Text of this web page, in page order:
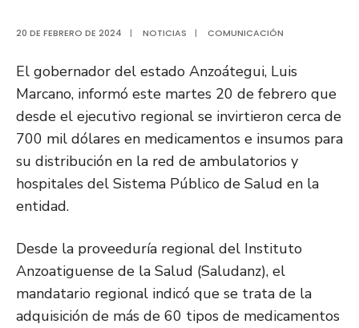
20 DE FEBRERO DE 2024 | NOTICIAS | COMUNICACIÓN
El gobernador del estado Anzoátegui, Luis
Marcano, informó este martes 20 de febrero que
desde el ejecutivo regional se invirtieron cerca de
700 mil dólares en medicamentos e insumos para
su distribución en la red de ambulatorios y
hospitales del Sistema Público de Salud en la
entidad.
Desde la proveeduría regional del Instituto
Anzoatiguense de la Salud (Saludanz), el
mandatario regional indicó que se trata de la
adquisición de más de 60 tipos de medicamentos